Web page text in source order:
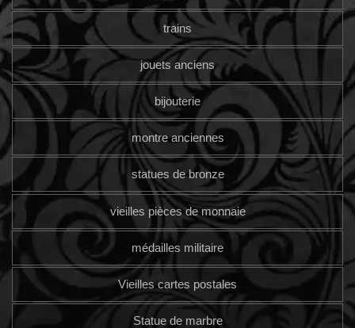
trains
jouets anciens
bijouterie
montre anciennes
statues de bronze
vieilles pièces de monnaie
médailles militaire
Vieilles cartes postales
Statue de marbre